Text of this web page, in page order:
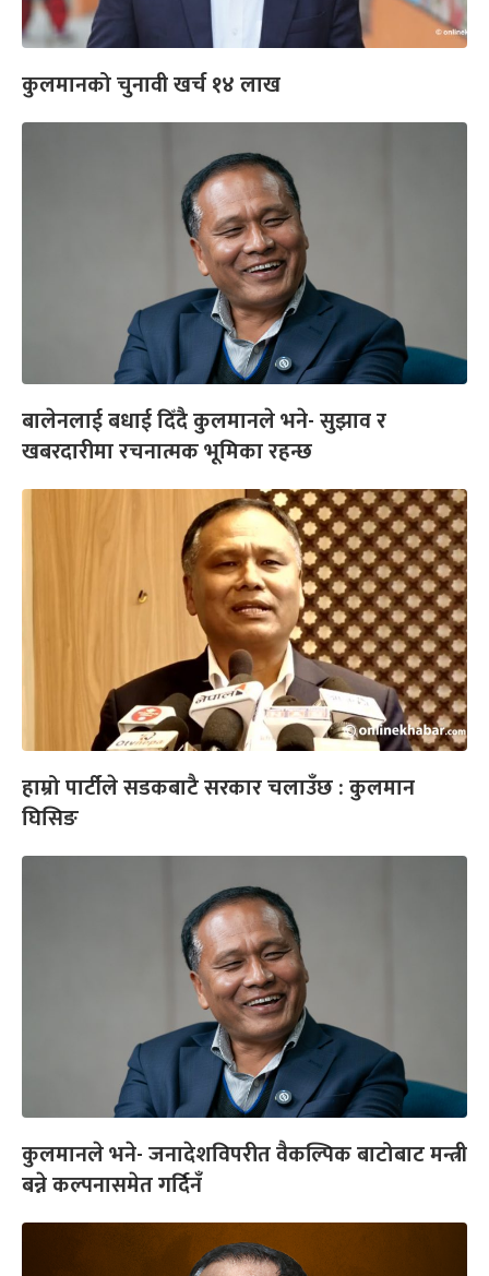
कुलमानको चुनावी खर्च १४ लाख
बालेनलाई बधाई दिँदै कुलमानले भने- सुझाव र
खबरदारीमा रचनात्मक भूमिका रहन्छ
हाम्रो पार्टीले सडकबाटै सरकार चलाउँछ : कुलमान
घिसिङ
कुलमानले भने- जनादेशविपरीत वैकल्पिक बाटोबाट मन्त्री
बन्ने कल्पनासमेत गर्दिनँ